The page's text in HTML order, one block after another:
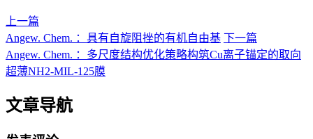
上一篇
Angew. Chem. ：具有自旋阻挫的有机自由基 下一篇
Angew. Chem. ：多尺度结构优化策略构筑Cu离子锚定的取向
超薄NH2-MIL-125膜
文章导航